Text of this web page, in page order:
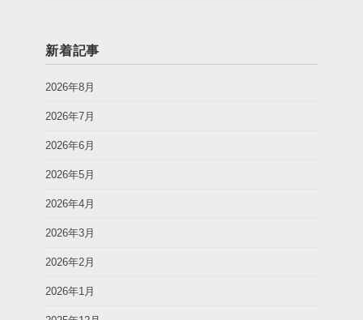
新着記事
2026年8月
2026年7月
2026年6月
2026年5月
2026年4月
2026年3月
2026年2月
2026年1月